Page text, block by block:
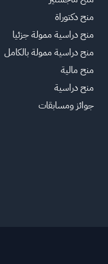
منح دكتوراة
منح دراسية ممولة جزئيا
منح دراسية ممولة بالكامل
منح مالية
منح دراسية
جوائز ومسابقات